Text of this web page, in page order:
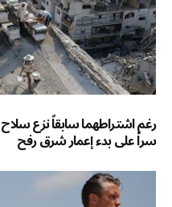
رغم اشتراطهما سابقاً نزع
سراً على بدء إعمار شرق رفح